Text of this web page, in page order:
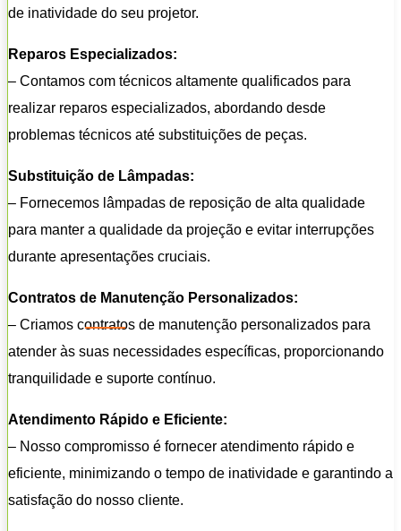
de inatividade do seu projetor.
Reparos Especializados:
– Contamos com técnicos altamente qualificados para
realizar reparos especializados, abordando desde
problemas técnicos até substituições de peças.
Substituição de Lâmpadas:
– Fornecemos lâmpadas de reposição de alta qualidade
para manter a qualidade da projeção e evitar interrupções
durante apresentações cruciais.
Contratos de Manutenção Personalizados:
– Criamos contratos de manutenção personalizados para
atender às suas necessidades específicas, proporcionando
tranquilidade e suporte contínuo.
Atendimento Rápido e Eficiente:
– Nosso compromisso é fornecer atendimento rápido e
eficiente, minimizando o tempo de inatividade e garantindo a
satisfação do nosso cliente.